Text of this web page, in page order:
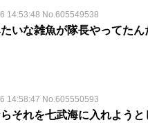
14:53:48 No.605549538
いな雑魚が隊長やってたん
14:58:47 No.605550593
それを七武海に入れよう